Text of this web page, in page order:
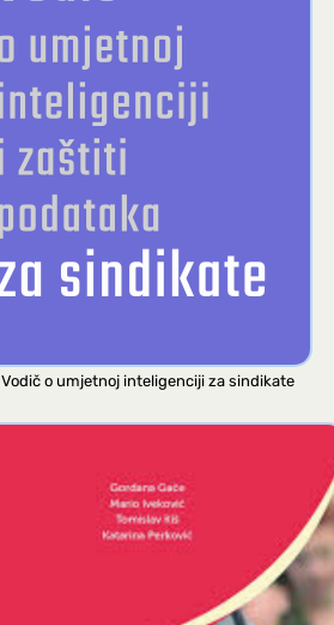
Vodič o umjetnoj inteligenciji za sindikate